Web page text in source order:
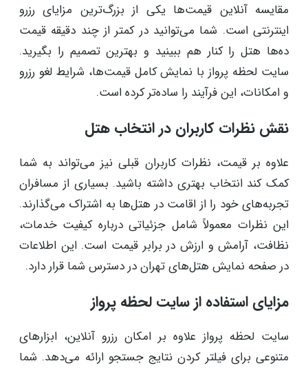
مقایسه آنلاین قیمت‌ها یکی از بزرگ‌ترین مزایای رزرو
اینترنتی است. شما می‌توانید در کمتر از چند دقیقه قیمت
ده‌ها هتل را کنار هم ببینید و بهترین تصمیم را بگیرید.
سایت لحظه پرواز با نمایش کامل قیمت‌ها، شرایط لغو رزرو
و امکانات، این فرآیند را ساده‌تر کرده است.
نقش نظرات کاربران در انتخاب هتل
علاوه بر قیمت، نظرات کاربران قبلی نیز می‌تواند به شما
کمک کند انتخاب بهتری داشته باشید. بسیاری از مسافران
تجربه‌های خود را از اقامت در هتل‌ها به اشتراک می‌گذارند.
این نظرات معمولاً شامل جزئیاتی درباره کیفیت خدمات،
نظافت، آرامش و ارزش در برابر قیمت است. این اطلاعات
در صفحه نمایش هتل‌های تهران در دسترس شما قرار دارد.
مزایای استفاده از سایت لحظه پرواز
سایت لحظه پرواز علاوه بر امکان رزرو آنلاین، ابزارهای
متنوعی برای فیلتر کردن نتایج جستجو ارائه می‌دهد. شما